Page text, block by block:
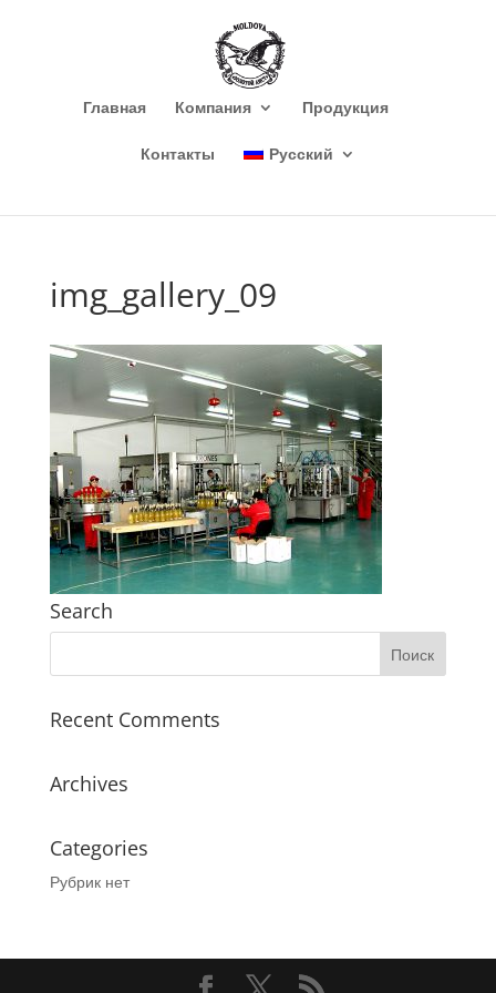
Главная Компания Продукция
Контакты Русский
img_gallery_09
Search
Recent Comments
Archives
Categories
Рубрик нет